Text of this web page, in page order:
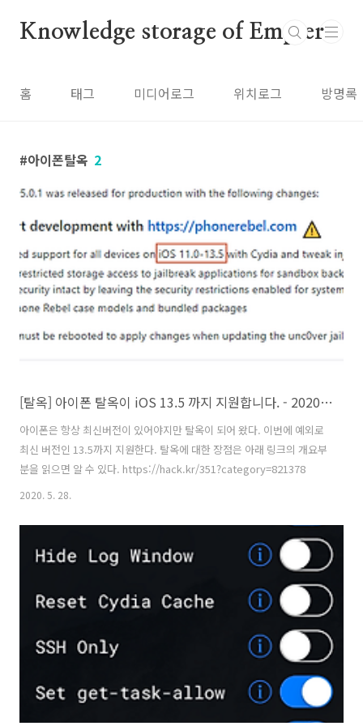
Knowledge storage of Empier
홈 태그 미디어로그 위치로그 방명록
아이폰탈옥 2
[탈옥] 아이폰 탈옥이 iOS 13.5 까지 지원합니다. - 2020년 7월 8일
아이폰은 항상 최신버전이 있어야지만 탈옥이 되어 왔다. 이번에 예외로
최신 버전인 13.5까지 지원한다. 탈옥에 대한 장점은 아래 링크의 개요부
분을 읽으면 알 수 있다. https://hack.kr/351?category=821378
2020. 5. 28.